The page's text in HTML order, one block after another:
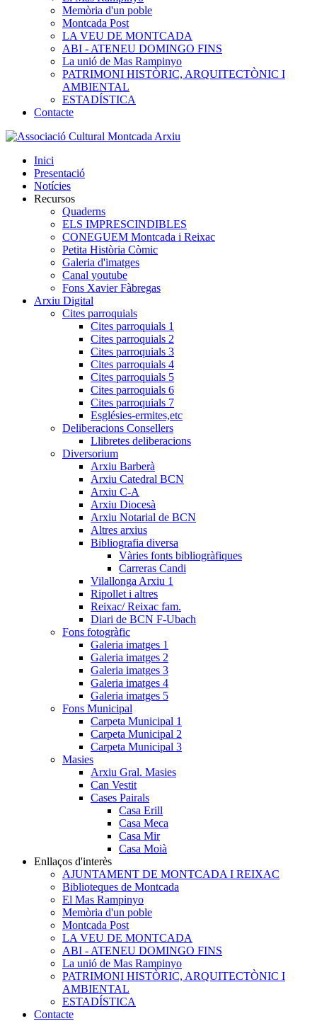
Memòria d'un poble
Montcada Post
LA VEU DE MONTCADA
ABI - ATENEU DOMINGO FINS
La unió de Mas Rampinyo
PATRIMONI HISTÒRIC, ARQUITECTÒNIC I
AMBIENTAL
ESTADÍSTICA
Contacte
Inici
Presentació
Notícies
Recursos
Quaderns
ELS IMPRESCINDIBLES
CONEGUEM Montcada i Reixac
Petita Història Còmic
Galeria d'imatges
Canal youtube
Fons Xavier Fàbregas
Arxiu Digital
Cites parroquials
Cites parroquials 1
Cites parroquials 2
Cites parroquials 3
Cites parroquials 4
Cites parroquials 5
Cites parroquials 6
Cites parroquials 7
Esglésies-ermites,etc
Deliberacions Consellers
Llibretes deliberacions
Diversorium
Arxiu Barberà
Arxiu Catedral BCN
Arxiu C-A
Arxiu Diocesà
Arxiu Notarial de BCN
Altres arxius
Bibliografia diversa
Vàries fonts bibliogràfiques
Carreras Candi
Vilallonga Arxiu 1
Ripollet i altres
Reixac/ Reixac fam.
Diari de BCN F-Ubach
Fons fotogràfic
Galeria imatges 1
Galeria imatges 2
Galeria imatges 3
Galeria imatges 4
Galeria imatges 5
Fons Municipal
Carpeta Municipal 1
Carpeta Municipal 2
Carpeta Municipal 3
Masies
Arxiu Gral. Masies
Can Vestit
Cases Pairals
Casa Erill
Casa Meca
Casa Mir
Casa Moià
Enllaços d'interès
AJUNTAMENT DE MONTCADA I REIXAC
Biblioteques de Montcada
El Mas Rampinyo
Memòria d'un poble
Montcada Post
LA VEU DE MONTCADA
ABI - ATENEU DOMINGO FINS
La unió de Mas Rampinyo
PATRIMONI HISTÒRIC, ARQUITECTÒNIC I
AMBIENTAL
ESTADÍSTICA
Contacte